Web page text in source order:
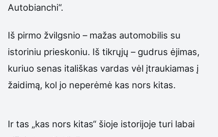
Autobianchi“.
Iš pirmo žvilgsnio – mažas automobilis su
istoriniu prieskoniu. Iš tikrųjų – gudrus ėjimas,
kuriuo senas itališkas vardas vėl įtraukiamas į
žaidimą, kol jo neperėmė kas nors kitas.
Ir tas „kas nors kitas“ šioje istorijoje turi labai